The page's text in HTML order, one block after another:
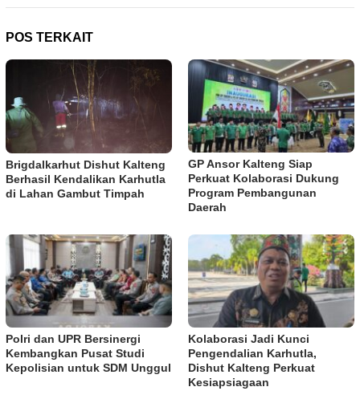
POS TERKAIT
Brigdalkarhut Dishut Kalteng
Berhasil Kendalikan Karhutla
di Lahan Gambut Timpah
GP Ansor Kalteng Siap
Perkuat Kolaborasi Dukung
Program Pembangunan
Daerah
Polri dan UPR Bersinergi
Kembangkan Pusat Studi
Kepolisian untuk SDM Unggul
Kolaborasi Jadi Kunci
Pengendalian Karhutla,
Dishut Kalteng Perkuat
Kesiapsiagaan